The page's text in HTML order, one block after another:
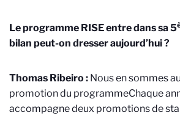
Le programme RISE entre dans sa 5
bilan peut-on dresser aujourd’hui ?
Thomas Ribeiro : Nous en sommes
promotion du programmeChaque
accompagne deux promotions de